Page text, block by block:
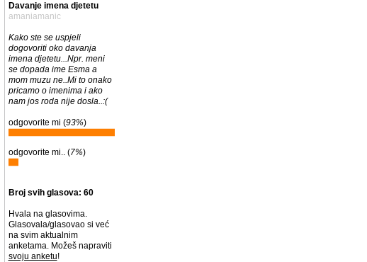
Davanje imena djetetu
amaniamanic
Kako ste se uspjeli
dogovoriti oko davanja
imena djetetu...Npr. meni
se dopada ime Esma a
mom muzu ne..Mi to onako
pricamo o imenima i ako
nam jos roda nije dosla..:(
odgovorite mi (93%)
odgovorite mi.. (7%)
Broj svih glasova: 60
Hvala na glasovima.
Glasovala/glasovao si već
na svim aktualnim
anketama. Možeš napraviti
svoju anketu!